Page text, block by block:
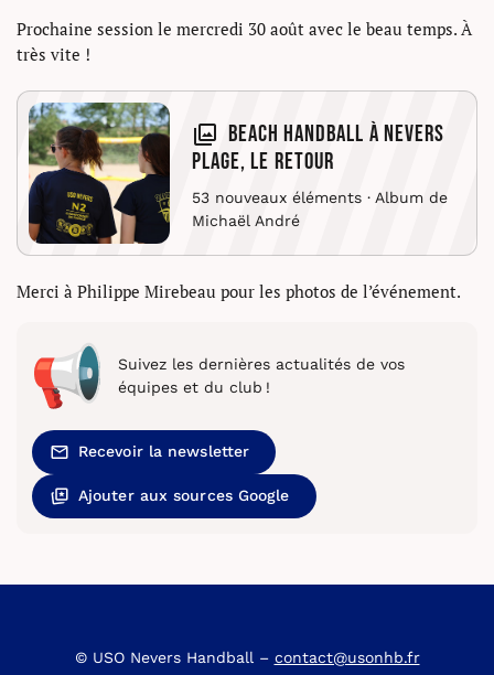
Prochaine session le mercredi 30 août avec le beau temps. À
très vite !
Beach Handball à Nevers
Plage, le retour
53 nouveaux éléments · Album de
Michaël André
Merci à Philippe Mirebeau pour les photos de l’événement.
Suivez les dernières actualités de vos
équipes et du club !
Recevoir la newsletter
Ajouter aux sources Google
© USO Nevers Handball – contact@usonhb.fr